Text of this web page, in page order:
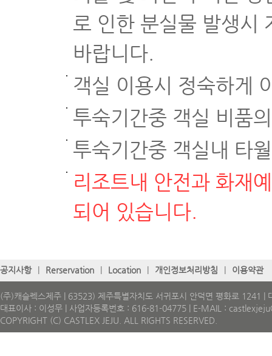
로 인한 분실물 발생시
바랍니다.
객실 이용시 정숙하게
투숙기간중 객실 비품
투숙기간중 객실내 타
리조트내 안전과 화재
되어 있습니다.
공지사항 Rerservation Location 개인정보처리방침 이용약관
(주)캐슬렉스제주 | 63523) 제주특별자치도 서귀포시 안덕면 평화로 1241
대표이사 : 이성무 | 사업자등록번호 : 616-81-04775 | E-MAIL :
COPYRIGHT (C) CASTLEX JEJU. ALL RIGHTS RESERVED.